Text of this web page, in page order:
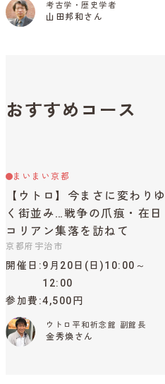
考古学・歴史学者
山田邦和さん
おすすめコース
まいまい京都
【ウトロ】今まさに変わりゆ
く街並み…戦争の爪痕・在日
コリアン集落を訪ねて
京都府宇治市
開催日
9月20日(日)10:00～
12:00
参加費 4,500円
ウトロ平和祈念館 副館長
金秀煥さん